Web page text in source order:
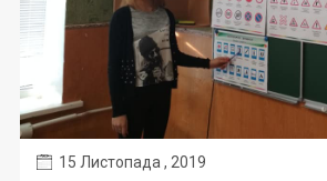
15 Листопада , 2019